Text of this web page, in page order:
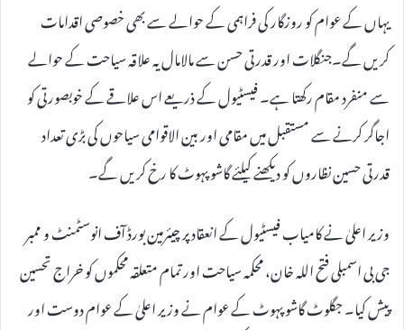
یہاں کے عوام کو روزگار کی فراہمی کے حوالے سے بھی خصوصی اقدامات
کریں گے۔جنگلات اور قدرتی حسن سے مالامال یہ علاقہ سیاحت کے حوالے
سے منفرد مقام رکھتا ہے۔ فیسٹیول کے ذریعے اس علاقے کے خوبصورتی کو
اجاگر کرنے سے مستقبل میں مقامی اور بین الاقوامی سیاحوں کی بڑی تعداد
قدرتی حسین نظاروں کو دیکھنے کیلئے گاشو پہوٹ کا رخ کریں گے۔
وزیر اعلیٰ نے کامیاب فیسٹیول کے انعقاد پر چیئرمین بورڈ آف انوسٹمنٹ و ممبر
جی بی اسمبلی فتح اللہ خان، محکمہ سیاحت اور تمام متعلقہ محکموں کو خراج تحسین
پیش کیا۔ جگلوٹ گاشو پہوٹ کے عوام نے وزیر اعلیٰ کے عوام دوست اور